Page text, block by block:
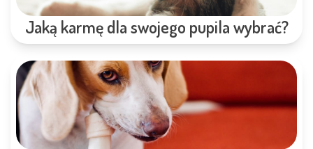
Jaką karmę dla swojego pupila wybrać?